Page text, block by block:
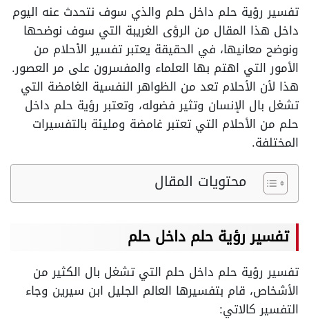
تفسير رؤية حلم داخل حلم والذي سوف نتحدث عنه اليوم
داخل هذا المقال من الرؤى الغريبة التي سوف نوضحها
ونوضح معانيها، في الحقيقة يعتبر تفسير الأحلام من
الأمور التي اهتم بها العلماء والمفسرون على مر العصور.
هذا لأن الأحلام تعد من الظواهر النفسية الغامضة التي
تشغل بال الإنسان وتثير فضوله، وتعتبر رؤية حلم داخل
حلم من الأحلام التي تعتبر غامضة ومليئة بالتفسيرات
المختلفة.
محتويات المقال
تفسير رؤية حلم داخل حلم
تفسير رؤية حلم داخل حلم التي تشغل بال الكثير من
الأشخاص، قام بتفسيرها العالم الجليل ابن سيرين وجاء
التفسير كالاتي: